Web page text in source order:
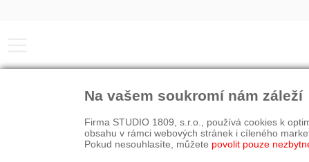
Na vašem soukromí nám záleží
Firma STUDIO 1809, s.r.o., používá cookies k
obsahu v rámci webových stránek i cíleného
Pokud nesouhlasíte, můžete povolit pouze